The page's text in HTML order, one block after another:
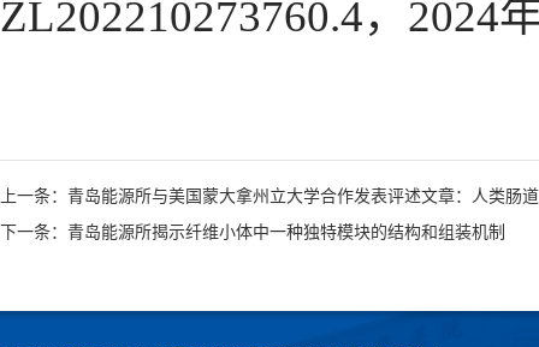
ZL202210273760.4， 2024
上一条：青岛能源所与美国蒙大拿州立大学合作发表评述文章：人类肠
下一条：青岛能源所揭示纤维小体中一种独特模块的结构和组装机制